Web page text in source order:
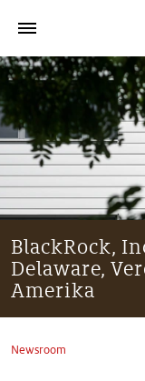
UNSER UNTERNEHMEN
NEWSROOM
INVESTOREN
IHRE KARRIERE
BlackRock,
Delaware,
Amerika
Newsroom